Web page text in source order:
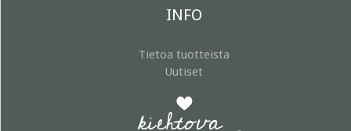
INFO
Tietoa tuotteista
Uutiset